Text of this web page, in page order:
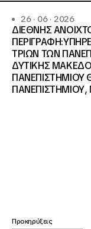
26 · 06 · 2026
ΔΙΕΘΝΗΣ
ΤΡΙΩΝ ΤΩΝ
ΔΥΤΙΚΗΣ
ΠΑΝΕΠΙΣΤΗΜΙΟΥ
Προκηρύξεις